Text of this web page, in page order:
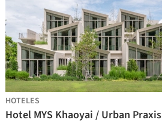
HOTELES
Hotel MYS Khaoyai / Urban Praxis